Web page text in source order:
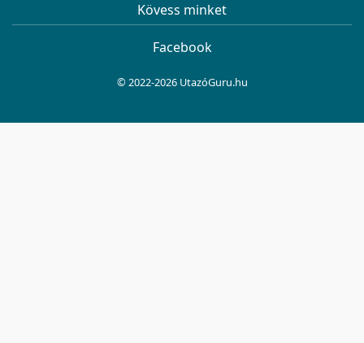
Kövess minket
Facebook
© 2022-2026 UtazóGuru.hu